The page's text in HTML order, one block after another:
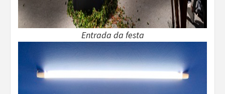
Entrada da festa